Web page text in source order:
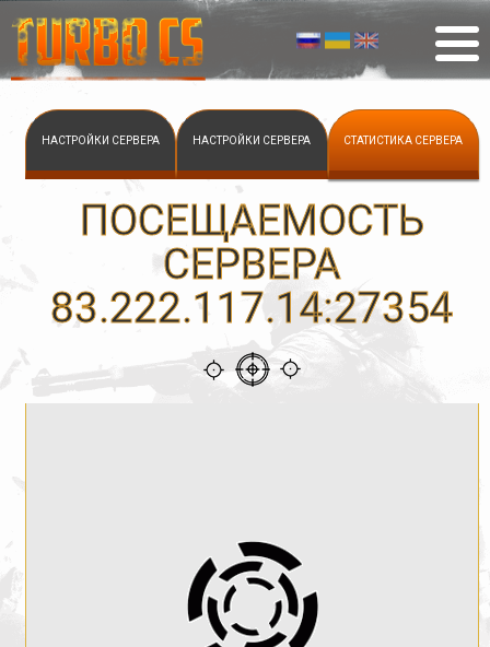
НАСТРОЙКИ СЕРВЕРА НАСТРОЙКИ СЕРВЕРА СТАТИСТИКА СЕРВЕРА
ПОСЕЩАЕМОСТЬ
СЕРВЕРА
83.222.117.14:27354